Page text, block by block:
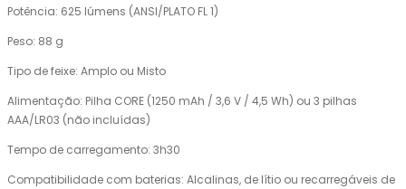
Potência: 625 lúmens (ANSI/PLATO FL 1)
Peso: 88 g
Tipo de feixe: Amplo ou Misto
Alimentação: Pilha CORE (1250 mAh / 3,6 V / 4,5 Wh) ou 3 pilhas
AAA/LR03 (não incluídas)
Tempo de carregamento: 3h30
Compatibilidade com baterias: Alcalinas, de lítio ou recarregáveis ​​de